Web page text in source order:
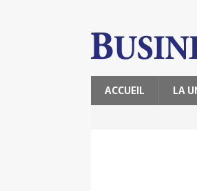
ACCUEIL LA